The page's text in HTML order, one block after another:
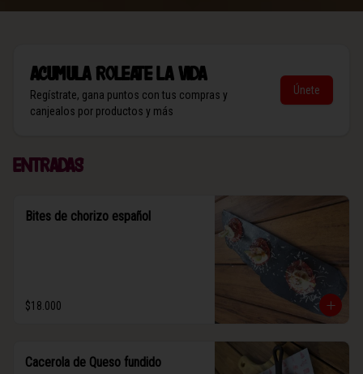
AcumulaRoleate la vida
Regístrate, gana puntos con tus compras y
canjealos por productos y más
Únete
Entradas
Bites de chorizo español
$18.000
Cacerola de Queso fundido